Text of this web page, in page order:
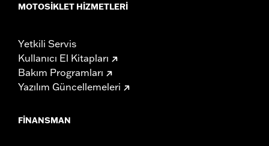
MOTOSIKLET HIZMETLERI
Yetkili Servis
Kullanıcı El Kitapları
Bakım Programları
Yazılım Güncellemeleri
FINANSMAN